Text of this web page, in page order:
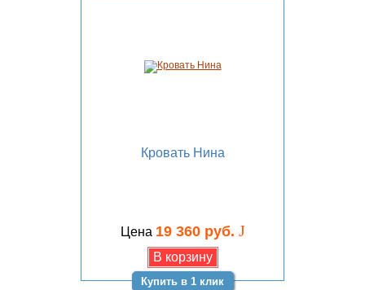
Кровать Нина
Цена 19 360 руб. J
Купить в 1 клик